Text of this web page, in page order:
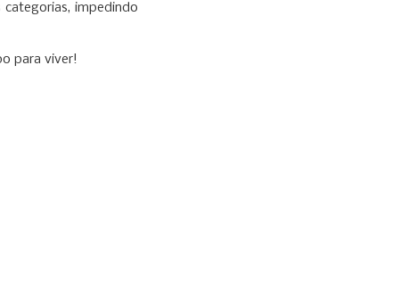
impedindo
para viver!